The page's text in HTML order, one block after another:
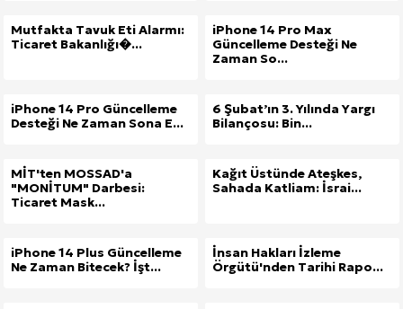
Mutfakta Tavuk Eti Alarmı:
Ticaret Bakanlığı�...
iPhone 14 Pro Max
Güncelleme Desteği Ne
Zaman So...
iPhone 14 Pro Güncelleme
Desteği Ne Zaman Sona E...
6 Şubat’ın 3. Yılında Yargı
Bilançosu: Bin...
MİT'ten MOSSAD'a
"MONİTUM" Darbesi:
Ticaret Mask...
Kağıt Üstünde Ateşkes,
Sahada Katliam: İsrai...
iPhone 14 Plus Güncelleme
Ne Zaman Bitecek? İşt...
İnsan Hakları İzleme
Örgütü'nden Tarihi Rapo...